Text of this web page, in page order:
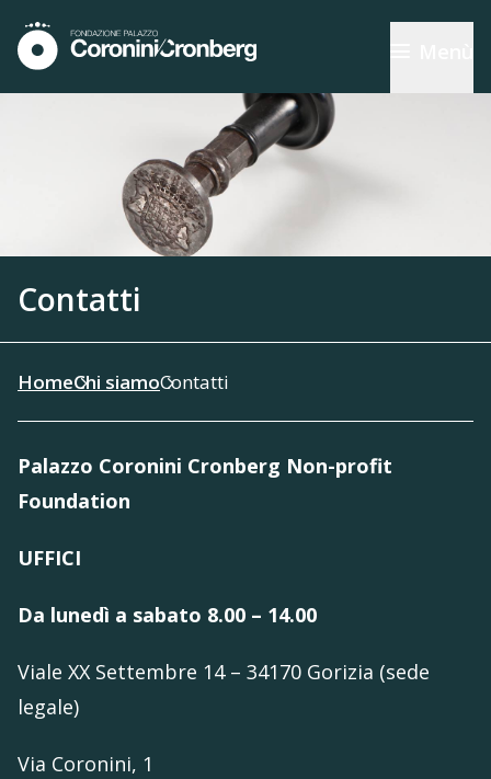
Contatti
HomeChi siamoContatti
Palazzo Coronini Cronberg Non-profit
Foundation
UFFICI
Da lunedì a sabato 8.00 – 14.00
Viale XX Settembre 14 – 34170 Gorizia (sede
legale)
Via Coronini, 1